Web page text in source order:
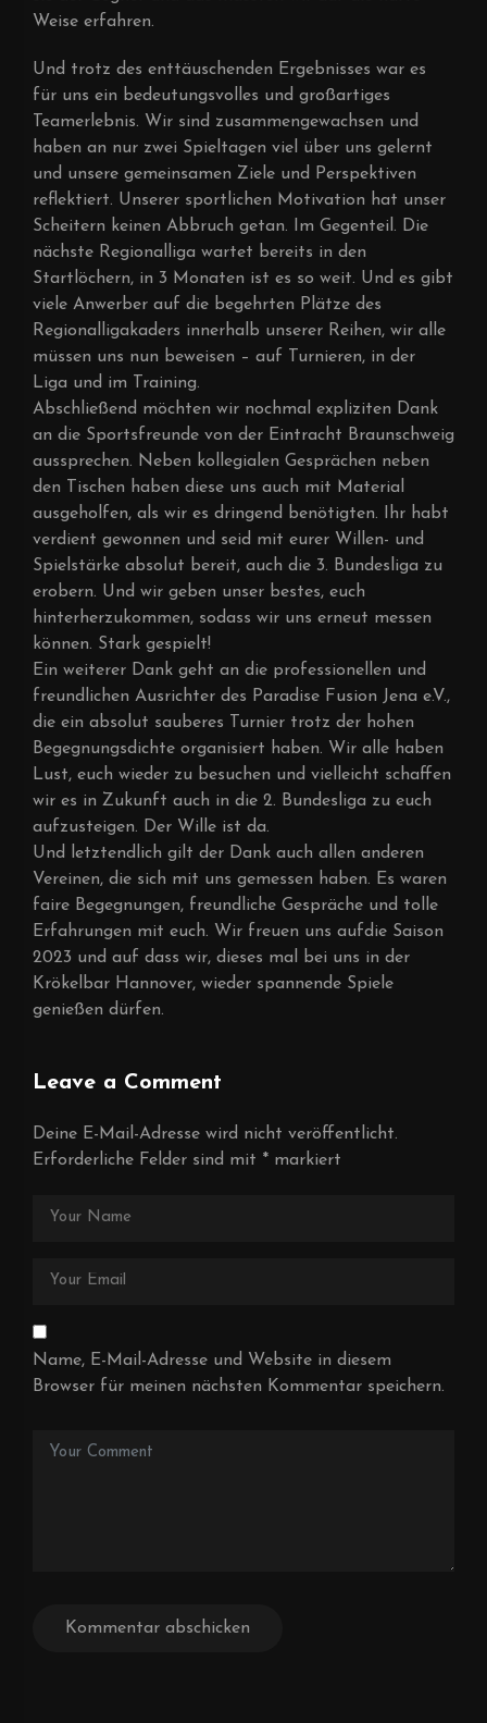
Weise erfahren.
Und trotz des enttäuschenden Ergebnisses war es
für uns ein bedeutungsvolles und großartiges
Teamerlebnis. Wir sind zusammengewachsen und
haben an nur zwei Spieltagen viel über uns gelernt
und unsere gemeinsamen Ziele und Perspektiven
reflektiert. Unserer sportlichen Motivation hat unser
Scheitern keinen Abbruch getan. Im Gegenteil. Die
nächste Regionalliga wartet bereits in den
Startlöchern, in 3 Monaten ist es so weit. Und es gibt
viele Anwerber auf die begehrten Plätze des
Regionalligakaders innerhalb unserer Reihen, wir alle
müssen uns nun beweisen – auf Turnieren, in der
Liga und im Training.
Abschließend möchten wir nochmal expliziten Dank
an die Sportsfreunde von der Eintracht Braunschweig
aussprechen. Neben kollegialen Gesprächen neben
den Tischen haben diese uns auch mit Material
ausgeholfen, als wir es dringend benötigten. Ihr habt
verdient gewonnen und seid mit eurer Willen- und
Spielstärke absolut bereit, auch die 3. Bundesliga zu
erobern. Und wir geben unser bestes, euch
hinterherzukommen, sodass wir uns erneut messen
können. Stark gespielt!
Ein weiterer Dank geht an die professionellen und
freundlichen Ausrichter des Paradise Fusion Jena e.V.,
die ein absolut sauberes Turnier trotz der hohen
Begegnungsdichte organisiert haben. Wir alle haben
Lust, euch wieder zu besuchen und vielleicht schaffen
wir es in Zukunft auch in die 2. Bundesliga zu euch
aufzusteigen. Der Wille ist da.
Und letztendlich gilt der Dank auch allen anderen
Vereinen, die sich mit uns gemessen haben. Es waren
faire Begegnungen, freundliche Gespräche und tolle
Erfahrungen mit euch. Wir freuen uns aufdie Saison
2023 und auf dass wir, dieses mal bei uns in der
Krökelbar Hannover, wieder spannende Spiele
genießen dürfen.
Leave a Comment
Deine E-Mail-Adresse wird nicht veröffentlicht.
Erforderliche Felder sind mit * markiert
Name, E-Mail-Adresse und Website in diesem
Browser für meinen nächsten Kommentar speichern.